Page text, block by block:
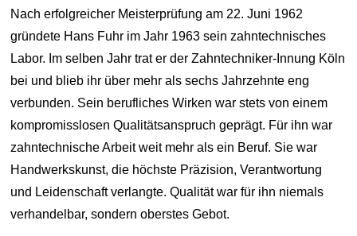
Nach erfolgreicher Meisterprüfung am 22. Juni 1962
gründete Hans Fuhr im Jahr 1963 sein zahntechnisches
Labor. Im selben Jahr trat er der Zahntechniker-Innung Köln
bei und blieb ihr über mehr als sechs Jahrzehnte eng
verbunden. Sein berufliches Wirken war stets von einem
kompromisslosen Qualitätsanspruch geprägt. Für ihn war
zahntechnische Arbeit weit mehr als ein Beruf. Sie war
Handwerkskunst, die höchste Präzision, Verantwortung
und Leidenschaft verlangte. Qualität war für ihn niemals
verhandelbar, sondern oberstes Gebot.